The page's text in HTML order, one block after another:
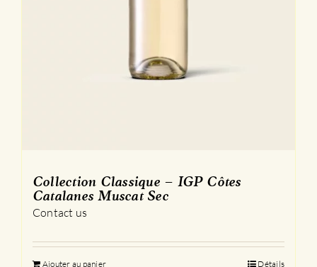
Collection Classique – IGP Côtes
Catalanes Muscat Sec
Contact us
Ajouter au panier Détails